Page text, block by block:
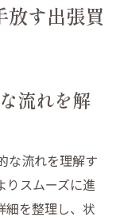
選び方
の出張買取
さ
プロセス
たりのサー
放す出張買
流れを解
な流れを理解す
りスムーズに進
細を整理し、状